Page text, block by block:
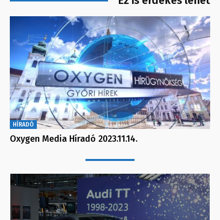
HÍRADÓ
Oxygen Media Híradó 2023.11.14.